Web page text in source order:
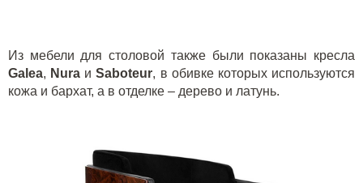
Из мебели для столовой также были показаны кресла
Galea, N ura иSaboteur, в обивке которых используются
кожа и бархат, а в отделке – дерево и латунь.